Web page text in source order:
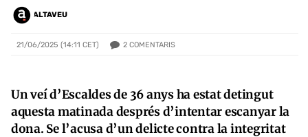
ALTAVEU
21/06/2025 (14:11 CET) 2 COMENTARIS
Un veí d’Escaldes de 36 anys ha estat detingut
aquesta matinada després d’intentar escanyar la
dona. Se l’acusa d’un delicte contra la integritat